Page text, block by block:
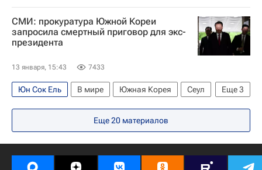
Ким Ён Сам
Ли Мен Бак
Amnesty International
Сеул
СМИ: прокуратура Южной Кореи
запросила смертный приговор для экс-
президента
13 января, 15:43 7433
Еще3
Юн Сок Ель В мире Южная Корея
Сеул
Ли Мен Бак
Ким Ён Сам
Amnesty International
Еще20 материалов